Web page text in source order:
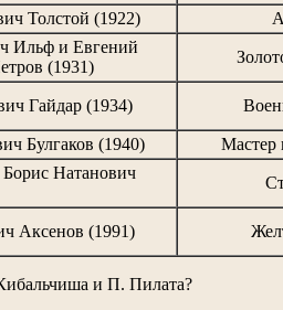
Толстой (1922)
Ильф и Евгений
(1931)
Гайдар (1934)
Булгаков (1940) Мастер
Натанович
Аксенов (1991)
и П. Пилата?